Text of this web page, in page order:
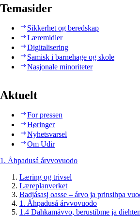
Temasider
Sikkerhet og beredskap
Læremidler
Digitalisering
Samisk i barnehage og skole
Nasjonale minoriteter
Aktuelt
For pressen
Høringer
Nyhetsvarsel
Om Udir
1. Åhpadusá árvvovuodo
Læring og trivsel
Læreplanverket
Badjásasj oasse – árvo ja prinsihpa
1. Åhpadusá árvvovuodo
1.4 Dahkamávvo, berustibme ja